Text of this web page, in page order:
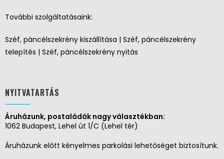
További szolgáltatásaink:
Széf, páncélszekrény kiszállítása | Széf, páncélszekrény
telepítés | Széf, páncélszekrény nyitás
NYITVATARTÁS
Áruházunk, postaládák nagy választékban:
1062 Budapest, Lehel út 1/C (Lehel tér)
Áruházunk előtt kényelmes parkolási lehetőséget biztosítunk.